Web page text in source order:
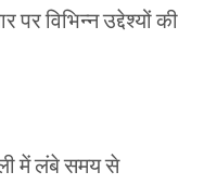
विभिन्न उद्देश्यों की
में लंबे समय से